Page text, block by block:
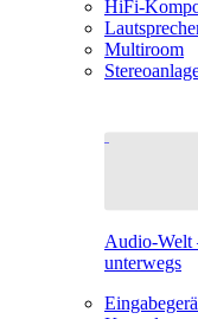
HiFi-
Multiroom
Audio-Welt
unterwegs